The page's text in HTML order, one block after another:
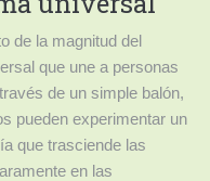
de la magnitud del
que une a personas
de un simple balón,
pueden experimentar un
que trasciende las
en las